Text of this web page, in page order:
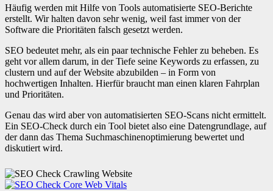
Häufig werden mit Hilfe von Tools automatisierte SEO-Berichte
erstellt. Wir halten davon sehr wenig, weil fast immer von der
Software die Prioritäten falsch gesetzt werden.
SEO bedeutet mehr, als ein paar technische Fehler zu beheben. Es
geht vor allem darum, in der Tiefe seine Keywords zu erfassen, zu
clustern und auf der Website abzubilden – in Form von
hochwertigen Inhalten. Hierfür braucht man einen klaren Fahrplan
und Prioritäten.
Genau das wird aber von automatisierten SEO-Scans nicht ermittelt.
Ein SEO-Check durch ein Tool bietet also eine Datengrundlage, auf
der dann das Thema Suchmaschinenoptimierung bewertet und
diskutiert wird.